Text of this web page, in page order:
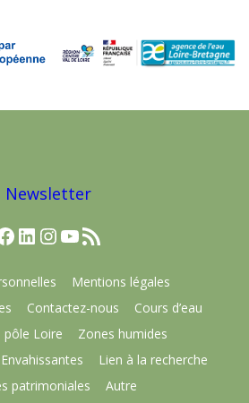
Newsletter
LinkedIn
Instagram
YouTube
Flux RSS
Mentions légales
Contactez-nous
Cours d’eau
pôle Loire
Zones humides
Lien à la recherche
patrimoniales
Autre